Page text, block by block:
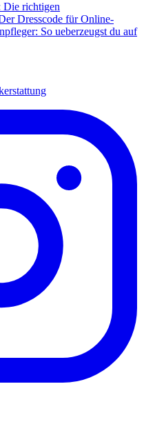
Die richtigen
Dresscode für Online-
So ueberzeugst du auf